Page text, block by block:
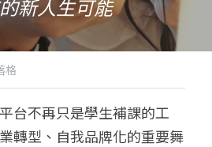
新人生可能
格
台不再只是學生補課的工
轉型、自我品牌化的重要舞